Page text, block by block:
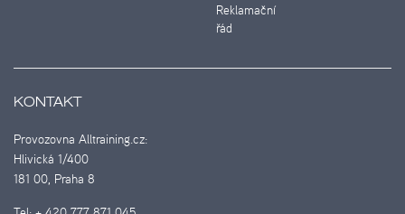
Reklamační
řád
KONTAKT
Provozovna Alltraining.cz:
Hlivická 1/400
181 00, Praha 8